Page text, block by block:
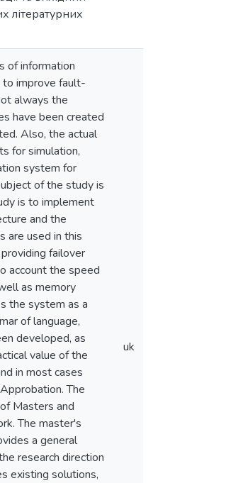
літературних
of information
to improve fault-
always the
have been created
Also, the actual
for simulation,
system for
of the study is
is to implement
and the
are used in this
failover
account the speed
as memory
the system as a
of language,
developed, as
value of the
in most cases
The
Masters and
The master's
a general
research direction
existing solutions,
uk